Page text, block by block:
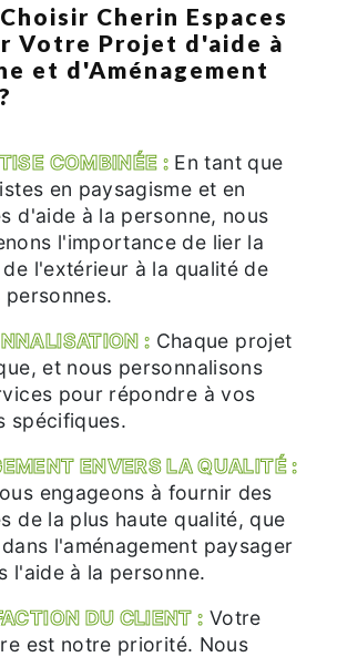
Cherin Espaces
Votre Projet d'aide à
et d'Aménagement
COMBINÉE : En tant que
en paysagisme et en
d'aide à la personne, nous
l'importance de lier la
de l'extérieur à la qualité de
personnes.
: Chaque projet
et nous personnalisons
pour répondre à vos
spécifiques.
ENVERS LA QUALITÉ :
engageons à fournir des
de la plus haute qualité, que
l'aménagement paysager
l'aide à la personne.
DU CLIENT : Votre
est notre priorité. Nous